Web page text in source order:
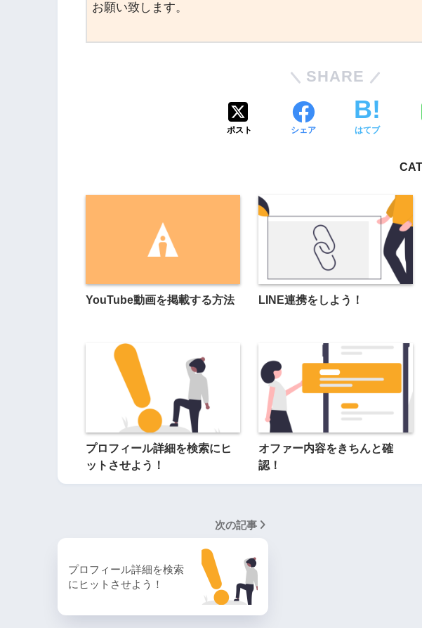
お願い致します。
SHARE
ポスト シェア はてブ
YouTube動画を掲載する方法 LINE連携をしよう！
プロフィール詳細を検索にヒ
ットさせよう！
オファー内容をきちんと確
認！
次の記事
プロフィール詳細を検索
にヒットさせよう！